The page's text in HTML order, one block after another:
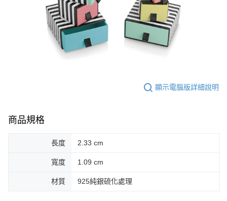
顯示電腦版詳細說明
商品規格
長度 2.33 cm
寬度 1.09 cm
材質 925純銀硫化處理